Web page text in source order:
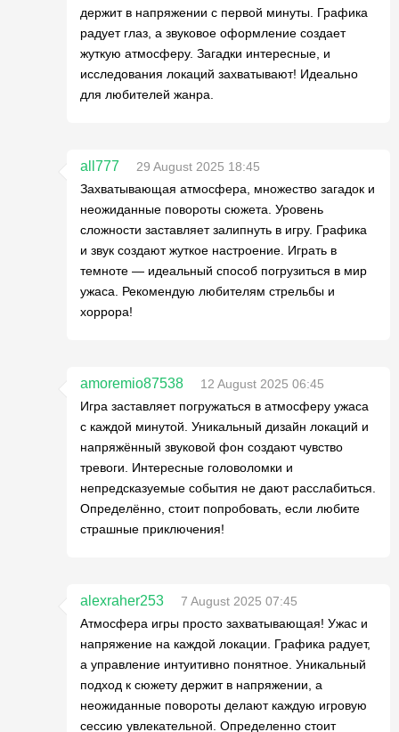
держит в напряжении с первой минуты. Графика
радует глаз, а звуковое оформление создает
жуткую атмосферу. Загадки интересные, и
исследования локаций захватывают! Идеально
для любителей жанра.
all777
29 August 2025 18:45
Захватывающая атмосфера, множество загадок и
неожиданные повороты сюжета. Уровень
сложности заставляет залипнуть в игру. Графика
и звук создают жуткое настроение. Играть в
темноте — идеальный способ погрузиться в мир
ужаса. Рекомендую любителям стрельбы и
хоррора!
amoremio87538
12 August 2025 06:45
Игра заставляет погружаться в атмосферу ужаса
с каждой минутой. Уникальный дизайн локаций и
напряжённый звуковой фон создают чувство
тревоги. Интересные головоломки и
непредсказуемые события не дают расслабиться.
Определённо, стоит попробовать, если любите
страшные приключения!
alexraher253
7 August 2025 07:45
Атмосфера игры просто захватывающая! Ужас и
напряжение на каждой локации. Графика радует,
а управление интуитивно понятное. Уникальный
подход к сюжету держит в напряжении, а
неожиданные повороты делают каждую игровую
сессию увлекательной. Определенно стоит